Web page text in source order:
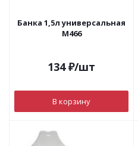
Банка 1,5л универсальная
М466
134₽/шт
В корзину